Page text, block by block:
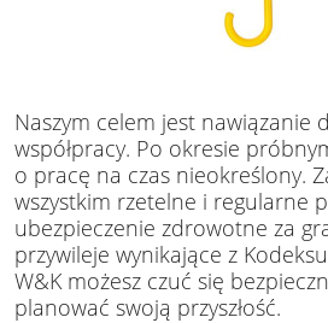
Naszym celem jest nawiązanie
współpracy. Po okresie
o pracę na czas nieokreślony.
wszystkim rzetelne i regularne
ubezpieczenie zdrowotne za
przywileje wynikające z
W&K możesz czuć się
planować swoją przyszłość.